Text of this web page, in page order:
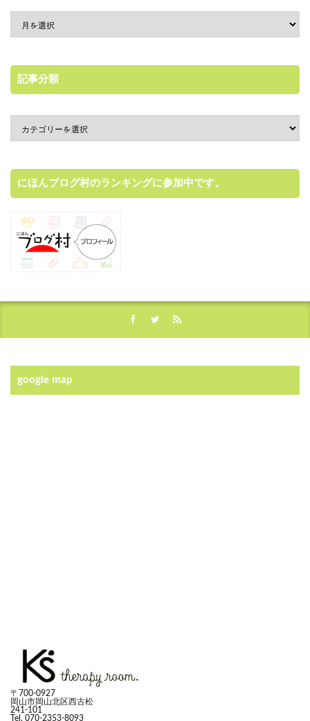
記事分類
にほんブログ村のランキングに参加中です。
google map
〒700-0927
岡山市岡山北区西古松
241-101
Tel. 070-2353-8093